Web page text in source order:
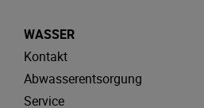
WASSER
Kontakt
Abwasserentsorgung
Service